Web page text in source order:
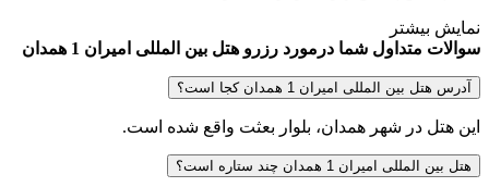
نمایش بیشتر
سوالات متداول شما درمورد رزرو هتل بین المللی امیران 1 همدان
آدرس هتل بین المللی امیران 1 همدان کجا است؟
این هتل در شهر همدان، بلوار بعثت واقع شده است.
هتل بین المللی امیران 1 همدان چند ستاره است؟